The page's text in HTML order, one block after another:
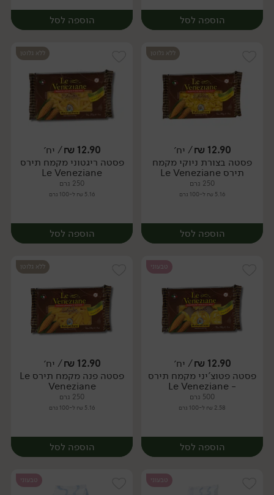
הוספה לסל
יח׳
הוספה לסל
יח׳
ללא גלוטן
12.90
₪/ יח׳
פסטה בצורת ניוקי מקמח
תירס Le Veneziane
250 גרם
5.16 ₪ ל-100 גרם
הוספה לסל
יח׳
ללא גלוטן
12.90
₪/ יח׳
פסטה ריגטוני מקמח תירס
Le Veneziane
250 גרם
5.16 ₪ ל-100 גרם
הוספה לסל
יח׳
טבעוני
12.90
₪/ יח׳
פסטה פטוצ'יני מקמח תירס
- Le Veneziane
500 גרם
2.58 ₪ ל-100 גרם
הוספה לסל
ללא גלוטן
12.90
₪/ יח׳
פסטה פנה מקמח תירס Le
Veneziane
250 גרם
5.16 ₪ ל-100 גרם
הוספה לסל
טבעוני טבעוני